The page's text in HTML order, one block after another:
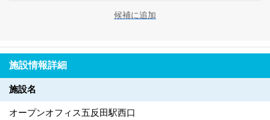
候補に追加
施設情報詳細
施設名
オープンオフィス五反田駅西口